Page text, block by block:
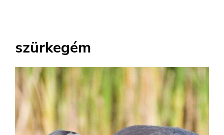
szürkegém